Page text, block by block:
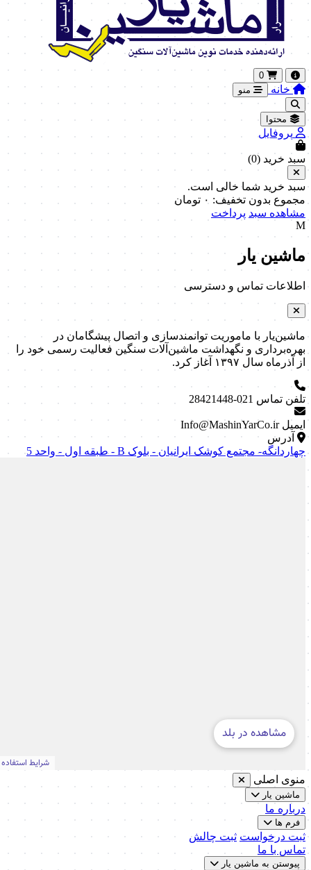
0
خانه منو
محتوا
پروفایل
سبد خرید (0
)
سبد خرید شما خالی است.
مجموع بدون تخفیف: ۰ تومان
مشاهده سبد پرداخت
M
ماشین یار
اطلاعات تماس و دسترسی
ماشین‌یار با ماموریت توانمندسازی و اتصال پیشگامان در
بهره‌برداری و نگهداشت ماشین‌آلات سنگین فعالیت رسمی خود را
از آذرماه سال ۱۳۹۷ آغاز کرد.
تلفن تماس 021-28421448
ایمیل Info@MashinYarCo.ir
آدرس
چهاردانگه- مجتمع کوشک ایرانیان - بلوک B - طبقه اول - واحد 5
منوی اصلی
ماشین یار
درباره ما
فرم ها
ثبت درخواست ثبت چالش
تماس با ما
پیوستن به ماشین یار